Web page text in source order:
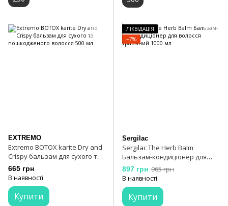
EXTREMO
Extremo BOTOX karite Dry and
Crispy бальзам для сухого та
пошкодженого волосся 500
мл
665 грн
В наявності
Купити
ЛІКВІДАЦІЯ
−7%
Sergilac
Sergilac The Herb Balm
Бальзам-кондиціонер для
волосся трав'яний 1000 мл
897 грн 965 грн
В наявності
Купити